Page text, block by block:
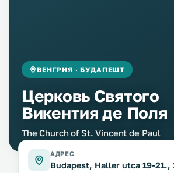
ВЕНГРИЯ · БУДАПЕШТ
Церковь Святого
Викентия де Поля
The Church of St. Vincent de Paul
АДРЕС
Budapest, Haller utca 19-21.,